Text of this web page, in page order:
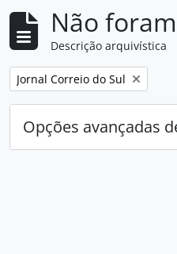
Não
Descrição arquivística
Remover filtro:
Jornal Correio do Sul
Opções avançadas